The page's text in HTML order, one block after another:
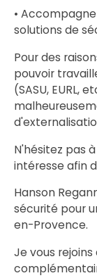
•
solutions de
Pour des
pouvoir
(SASU, EURL,
N'hésitez pas
intéresse afin
Hanson
sécurité pour
en-Provence.
Je vous